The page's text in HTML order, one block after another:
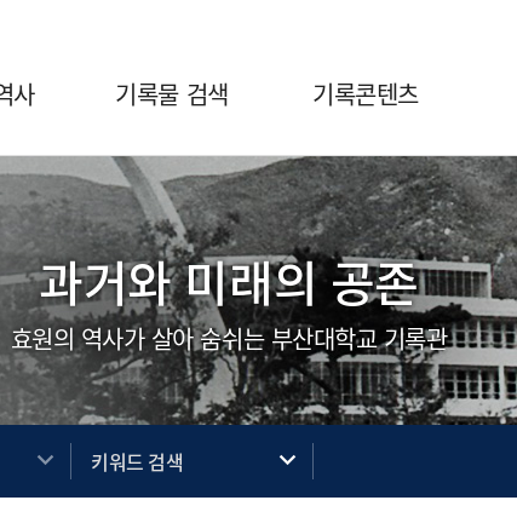
사 기록물 검색 기록콘텐츠
과거와 미래의 공존
효원의 역사가 살아 숨쉬는 부산대학교 기록관
키워드 검색